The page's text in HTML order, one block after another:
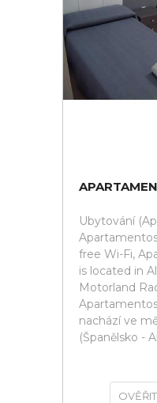
Ubytování
free Wi-Fi,
is located in
Motorland
nachází ve
(Španělsko -